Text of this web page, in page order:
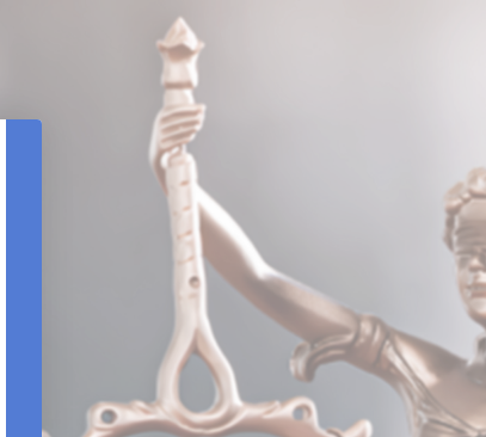
REDEFINIÇÃO DE SENHA
DATA DE NASCIMENTO